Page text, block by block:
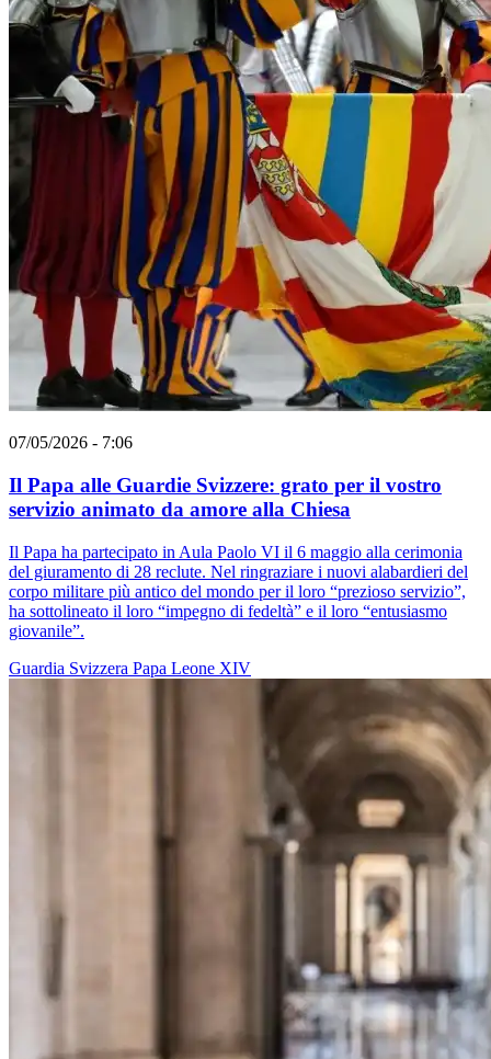
07/05/2026 - 7:06
Il Papa alle Guardie Svizzere: grato per il vostro
servizio animato da amore alla Chiesa
Il Papa ha partecipato in Aula Paolo VI il 6 maggio alla cerimonia
del giuramento di 28 reclute. Nel ringraziare i nuovi alabardieri del
corpo militare più antico del mondo per il loro “prezioso servizio”,
ha sottolineato il loro “impegno di fedeltà” e il loro “entusiasmo
giovanile”.
Guardia Svizzera Papa Leone XIV